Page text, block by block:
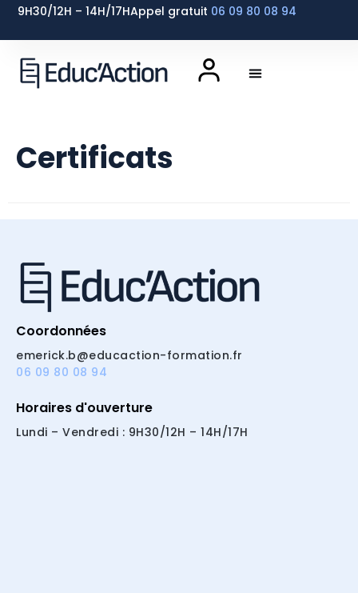
9H30/12H – 14H/17HAppel gratuit 06 09 80 08 94
Certificats
Coordonnées
emerick.b@educaction-formation.fr
06 09 80 08 94
Horaires d'ouverture
Lundi – Vendredi : 9H30/12H – 14H/17H